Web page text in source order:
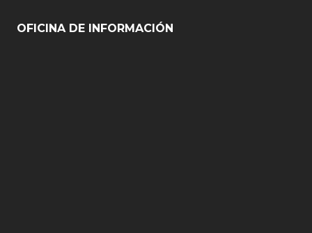
OFICINA DE INFORMACIÓN